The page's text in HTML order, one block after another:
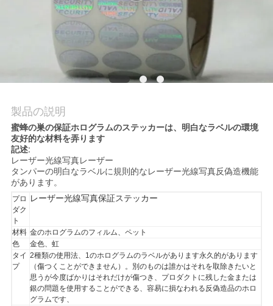
連
絡
し
な
さ
い
ニ
ュ
製品の説明
蜜蜂の巣の保証ホログラムのステッカーは、明白なラベルの環境
友好的な材料を弄ります
記述:
レーザー光線写真レーザー
タンパーの明白なラベルに規則的なレーザー光線写真反偽造機能
があります。
プロ
ダク
ト
レーザー光線写真保証ステッカー
材料 金のホログラムのフィルム、ペット
色
金色、虹
タイ
プ
2種類の使用法、1のホログラムのラベルがあります永久的があります
（傷つくことができません）。別のものは誰かはそれを取除きたいと
思うが今度ばかりはそれだけが傷つき、プロダクトに残した金または
銀の問題を使用することができる、容易に損なわれる反偽造品のホロ
グラムです、